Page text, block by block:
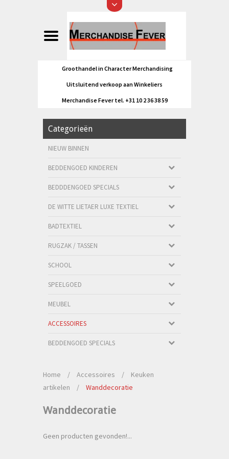
Groothandel in Character Merchandising
Uitsluitend verkoop aan Winkeliers
Merchandise Fever tel. +31 10 2 36 38 59
Categorieën
NIEUW BINNEN
BEDDENGOED KINDEREN
BEDDDENGOED SPECIALS
DE WITTE LIETAER LUXE TEXTIEL
BADTEXTIEL
RUGZAK / TASSEN
SCHOOL
SPEELGOED
MEUBEL
ACCESSOIRES
BEDDENGOED SPECIALS
Home / Accessoires /
Keuken
artikelen
/ Wanddecoratie
Wanddecoratie
Geen producten gevonden!...